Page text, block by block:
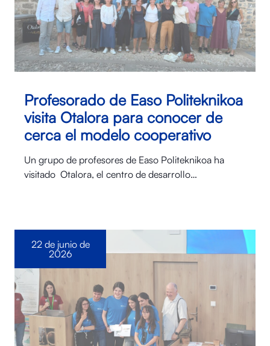
Profesorado de Easo Politeknikoa
visita Otalora para conocer de
cerca el modelo cooperativo
Un grupo de profesores de Easo Politeknikoa ha
visitado Otalora⁠, el centro de desarrollo…
22 de junio de
2026